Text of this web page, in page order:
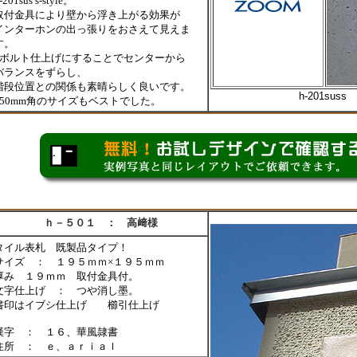
h-201suss
付金具により壁から浮き上がる効果が
ンターホンの出っ張りをおさえて見えま
ルト仕上げにすることでセンターから
ランスをずらし、
段位置との関係も素晴らしく良いです。
角のサイズもベストでした。
ｈ－５０１ ： 高﨑様
イル表札 既製品タイプ！
イズ ： １９５ｍｍ×１９５ｍｍ
み １９ｍｍ 取付金具付。
字仕上げ ： つや消し墨。
印はイブシ仕上げ 櫛引仕上げ
字 ： １６、華風隷書
所 ： ｅ 、ａｒｉａｌ